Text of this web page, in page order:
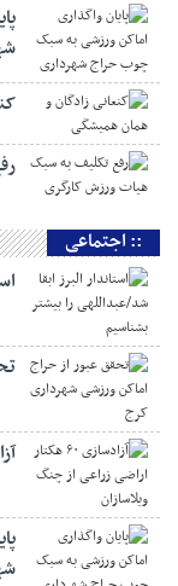
:: اجتماعی